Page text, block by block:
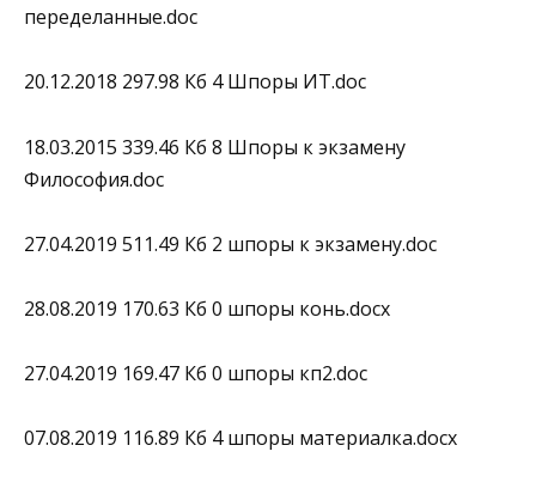
переделанные.doc
20.12.2018 297.98 Кб 4 Шпоры ИТ.doc
18.03.2015 339.46 Кб 8 Шпоры к экзамену
Философия.doc
27.04.2019 511.49 Кб 2 шпоры к экзамену.doc
28.08.2019 170.63 Кб 0 шпоры конь.docx
27.04.2019 169.47 Кб 0 шпоры кп2.doc
07.08.2019 116.89 Кб 4 шпоры материалка.docx